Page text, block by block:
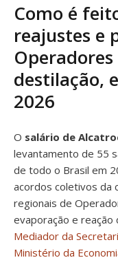
Como é
reajustes e
destilação,
2026
O salário de
levantamento de 55
de todo o Brasil em
acordos coletivos da
regionais de
evaporação e
Mediador da
Ministério da